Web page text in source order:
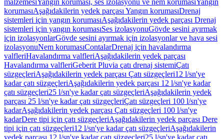
malzemesiYangın koruması, ses izolasyonu ve nem korumasıYangın
korumasıAşağıdakilerin yedek parçası Yangın korumasıDrenaj
sistemleri için yangın korumasıAşağıdakilerin yedek parçası Drenaj
sistemleri için yangın korumasıSes izolasyonuGövde sesini ayırmak
için izolasyonlarGövde sesini ayırmak için izolasyonlar ve hava sesi
izolasyonuNem korumasıContalarDrenaj için havalandırma
valfleriHavalandırma valfleriAşağıdakilerin yedek parçası
Havalandırma valfleriGeberit Pluvia çatı drenaj sistemiÇatı
süzgeçleriAşağıdakilerin yedek parçası Çatı süzgeçleri12 l/sn'ye
kadar çatı süzgeçleriAşağıdakilerin yedek parçası 12 l/sn'ye kadar
çatı süzgeçleri25 l/sn'ye kadar çatı süzgeçleriAşağıdakilerin yedek
parçası 25 l/sn'ye kadar çatı süzgeçleriÇatı süzgeçleri 100 l/sn'ye
kadarAşağıdakilerin yedek parçası Çatı süzgeçleri 100 l/sn'ye
kadarDere tipi için çatı süzgeçleriAşağıdakilerin yedek parçası Dere
tipi için çatı süzgeçleri12 l/sn'ye kadar çatı süzgeçleriAşağıdakilerin
yedek parçası 12 l/sn'ye kadar çatı süzgeçleri25 l/sn'ye kadar çatı